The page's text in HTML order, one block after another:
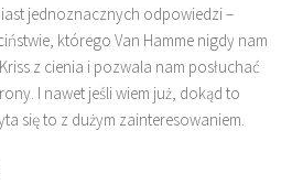
jednoznacznych odpowiedzi –
którego Van Hamme nigdy nam
z cienia i pozwala nam posłuchać
I nawet jeśli wiem już, dokąd to
się to z dużym zainteresowaniem.